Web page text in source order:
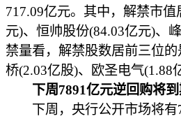
717.09亿元。其中，解禁市
元)、恒帅股份(84.03亿元)、
禁量看，解禁股数居前三位
桥(2.03亿股)、欧圣电气(1.88
下周7891亿元逆回购将到
下周，央行公开市场将有